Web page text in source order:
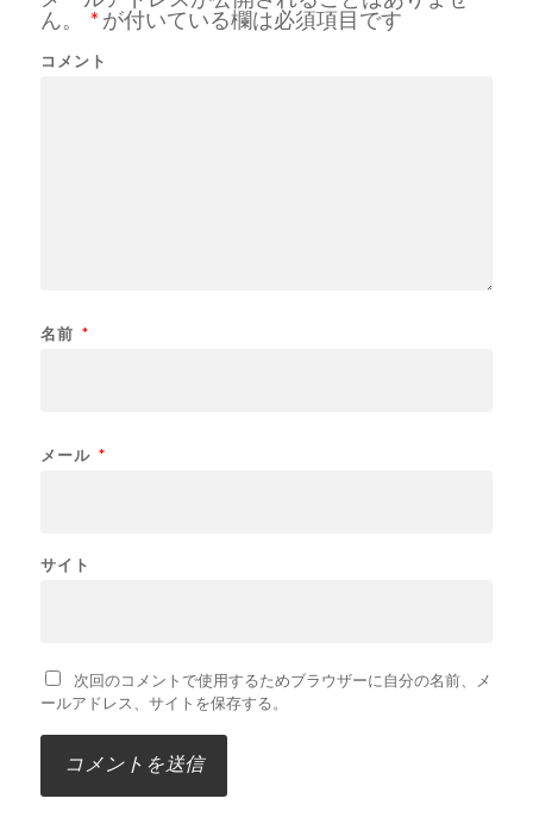
ん。
* が付いている欄は必須項目です
コメント
名前 *
メール *
サイト
次回のコメントで使用するためブラウザーに自分の名前、メ
ールアドレス、サイトを保存する。